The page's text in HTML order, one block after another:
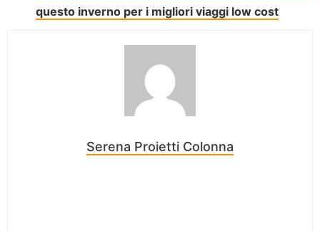
questo inverno per i migliori viaggi low cost
Serena Proietti Colonna